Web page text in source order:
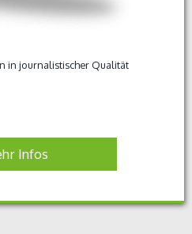
in journalistischer Qualität
Infos